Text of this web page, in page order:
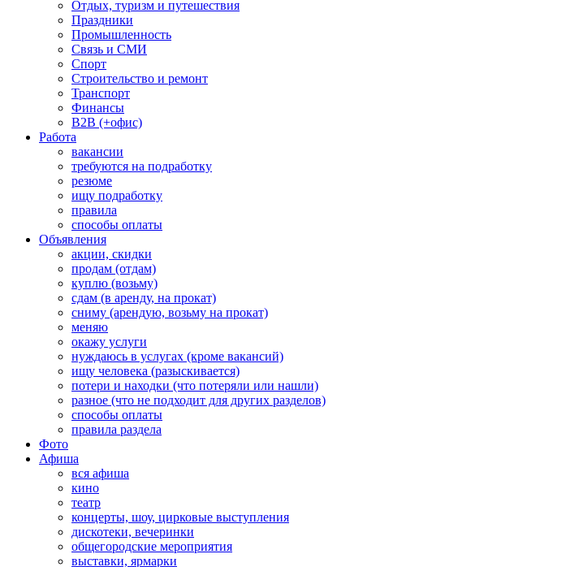
Отдых, туризм и путешествия
Праздники
Промышленность
Связь и СМИ
Спорт
Строительство и ремонт
Транспорт
Финансы
B2B (+офис)
Работа
вакансии
требуются на подработку
резюме
ищу подработку
правила
способы оплаты
Объявления
акции, скидки
продам (отдам)
куплю (возьму)
сдам (в аренду, на прокат)
сниму (арендую, возьму на прокат)
меняю
окажу услуги
нуждаюсь в услугах (кроме вакансий)
ищу человека (разыскивается)
потери и находки (что потеряли или нашли)
разное (что не подходит для других разделов)
способы оплаты
правила раздела
Фото
Афиша
вся афиша
кино
театр
концерты, шоу, цирковые выступления
дискотеки, вечеринки
общегородские мероприятия
выставки, ярмарки